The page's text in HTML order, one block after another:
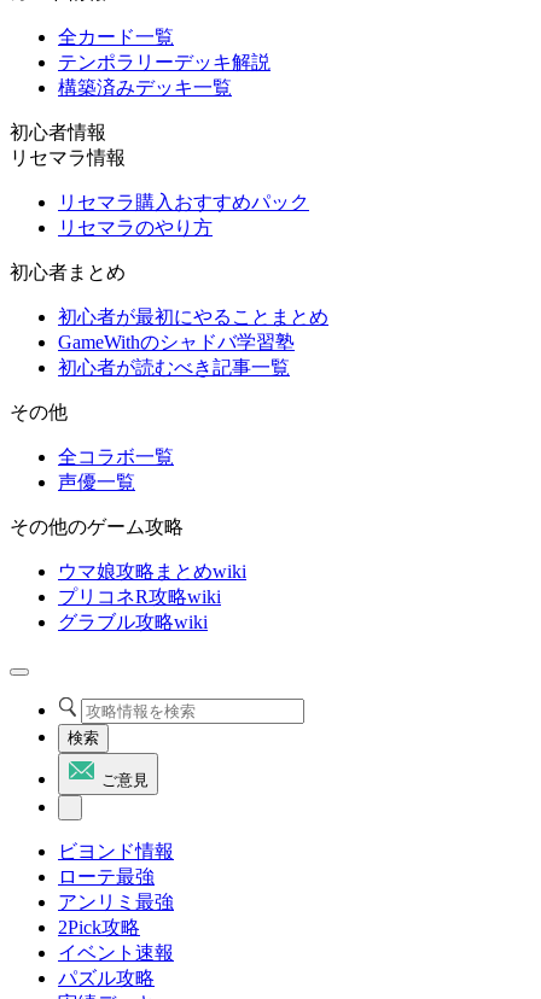
全カード一覧
テンポラリーデッキ解説
構築済みデッキ一覧
初心者情報
リセマラ情報
リセマラ購入おすすめパック
リセマラのやり方
初心者まとめ
初心者が最初にやることまとめ
GameWithのシャドバ学習塾
初心者が読むべき記事一覧
その他
全コラボ一覧
声優一覧
その他のゲーム攻略
ウマ娘攻略まとめwiki
プリコネR攻略wiki
グラブル攻略wiki
検索
ご意見
ビヨンド情報
ローテ最強
アンリミ最強
2Pick攻略
イベント速報
パズル攻略